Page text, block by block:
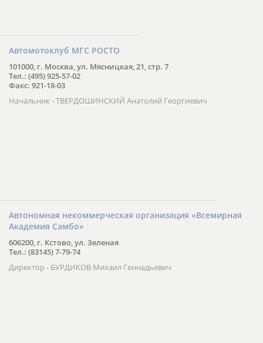
Автомотоклуб МГС РОСТО
101000, г. Москва, ул. Мясницкая, 21, стр. 7
Тел.: (495) 925-57-02
Факс: 921-18-03
Начальник - ТВЕРДОШИНСКИЙ Анатолий Георгиевич
Автономная некоммерческая организация «Всемирная
Академия Самбо»
606200, г. Кстово, ул. Зеленая
Тел.: (83145) 7-79-74
Директор - БУРДИКОВ Михаил Геннадьевич